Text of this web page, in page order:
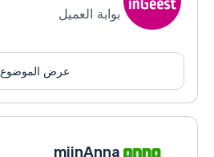
بوابة العميل
عرض الموضوع
mijnAnna